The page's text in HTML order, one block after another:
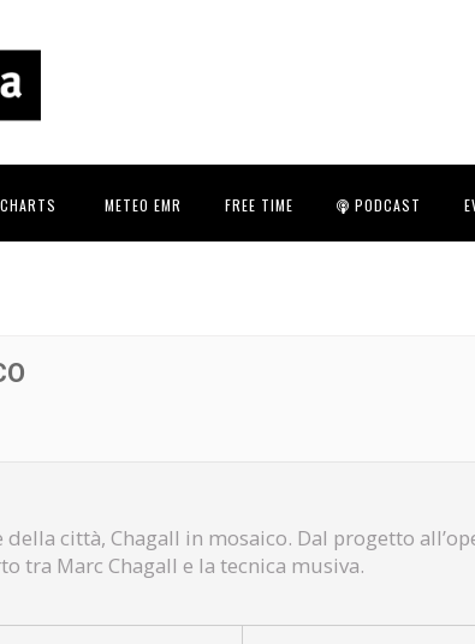
METEO EMR FREE TIME PODCAST
della città, Chagall in mosaico. Dal progetto
tra Marc Chagall e la tecnica musiva.